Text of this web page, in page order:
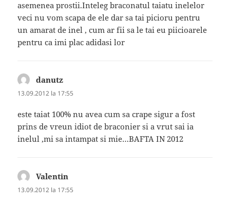
asemenea prostii.Inteleg braconatul taiatu inelelor
veci nu vom scapa de ele dar sa tai picioru pentru
un amarat de inel , cum ar fii sa le tai eu piicioarele
pentru ca imi plac adidasi lor
danutz
13.09.2012 la 17:55
este taiat 100% nu avea cum sa crape sigur a fost
prins de vreun idiot de braconier si a vrut sai ia
inelul ,mi sa intampat si mie…BAFTA IN 2012
Valentin
13.09.2012 la 17:55